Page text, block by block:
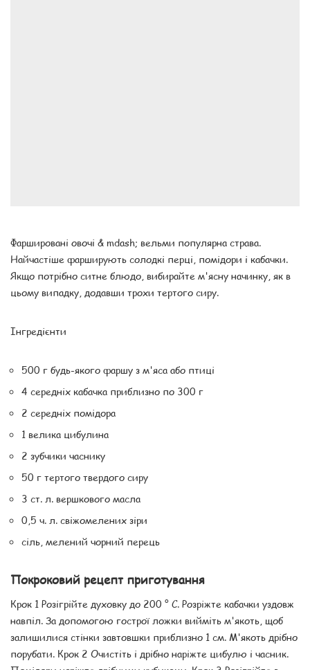
Фаршировані овочі & mdash; вельми популярна страва.
Найчастіше фарширують солодкі перці, помідори і кабачки.
Якщо потрібно ситне блюдо, вибирайте м'ясну начинку, як в
цьому випадку, додавши трохи тертого сиру.
Інгредієнти
500 г будь-якого фаршу з м'яса або птиці
4 середніх кабачка приблизно по 300 г
2 середніх помідора
1 велика цибулина
2 зубчики часнику
50 г тертого твердого сиру
3 ст. л. вершкового масла
0,5 ч. л. свіжомелених зіри
сіль, мелений чорний перець
Покроковий рецепт приготування
Крок 1 Розігрійте духовку до 200 ° С. Розріжте кабачки уздовж
навпіл. За допомогою гострої ложки вийміть м'якоть, щоб
залишилися стінки завтовшки приблизно 1 см. М'якоть дрібно
порубати. Крок 2 Очистіть і дрібно наріжте цибулю і часник.